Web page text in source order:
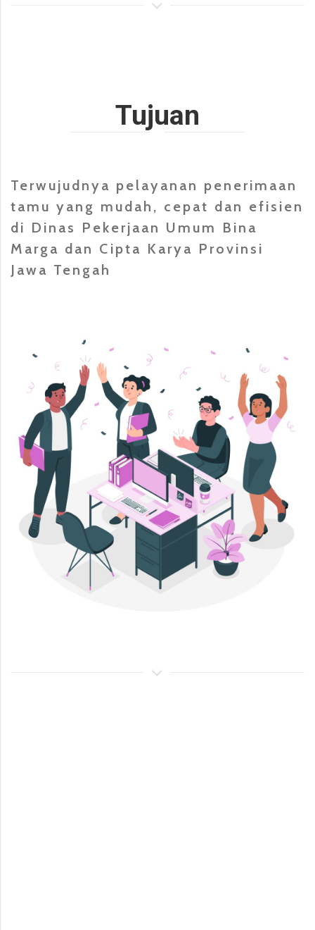
Tujuan
Terwujudnya pelayanan penerimaan
tamu yang mudah, cepat dan efisien
di Dinas Pekerjaan Umum Bina
Marga dan Cipta Karya Provinsi
Jawa Tengah